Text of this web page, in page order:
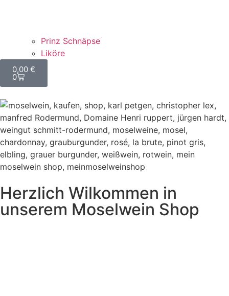
Prinz Schnäpse
Liköre
0,00 €
0
Herzlich Wilkommen in
unserem Moselwein Shop